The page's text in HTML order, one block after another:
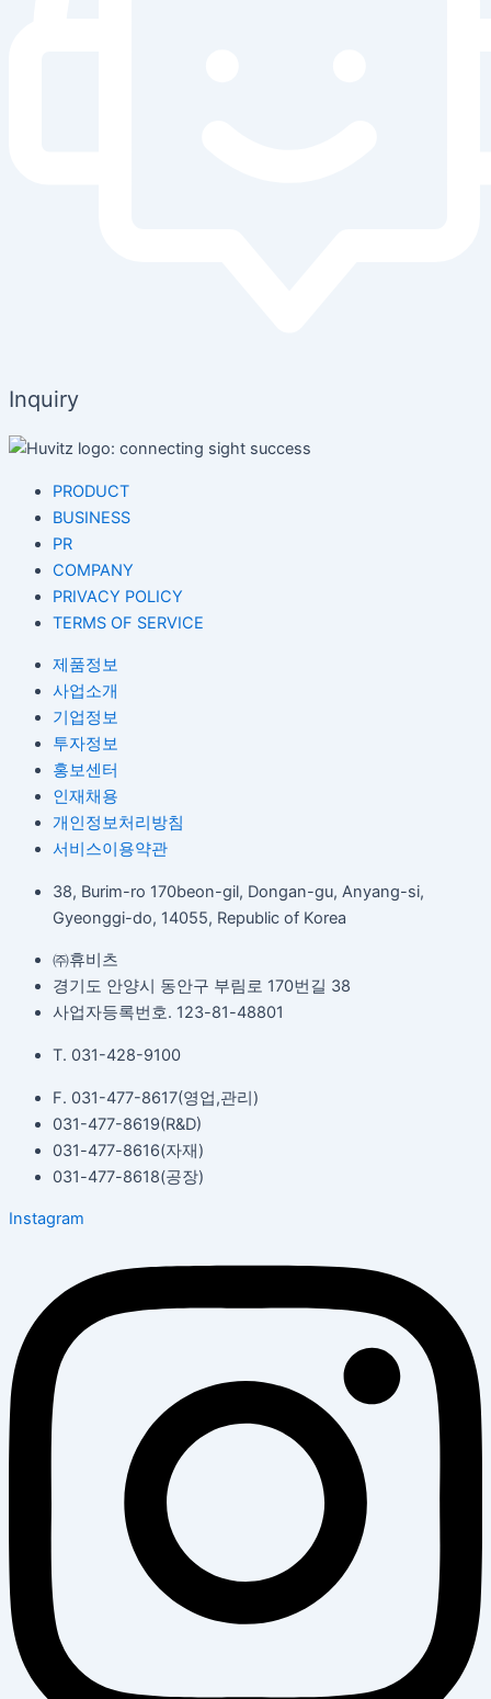
Inquiry
PRODUCT
BUSINESS
PR
COMPANY
PRIVACY POLICY
TERMS OF SERVICE
제품정보
사업소개
기업정보
투자정보
홍보센터
인재채용
개인정보처리방침
서비스이용약관
38, Burim-ro 170beon-gil, Dongan-gu, Anyang-si,
Gyeonggi-do, 14055, Republic of Korea
㈜휴비츠
경기도 안양시 동안구 부림로 170번길 38
사업자등록번호. 123-81-48801
T. 031-428-9100
F. 031-477-8617(영업,관리)
031-477-8619(R&D)
031-477-8616(자재)​
031-477-8618(공장)​
Instagram